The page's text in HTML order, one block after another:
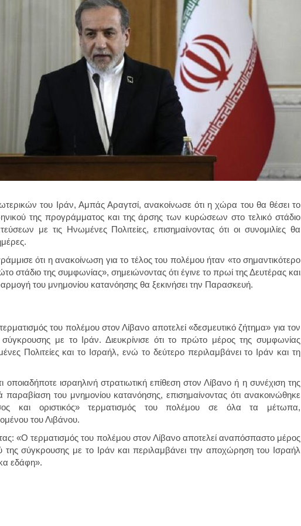
του Ιράν, Αμπάς Αραγτσί, ανακοίνωσε ότι η χώρα του θα θέσει το
της προγράμματος και της άρσης των κυρώσεων στο τελικό στάδιο
με τις Ηνωμένες Πολιτείες, επισημαίνοντας ότι οι συνομιλίες θα
ότι η ανακοίνωση για το τέλος του πολέμου ήταν «το σημαντικότερο
στάδιο της συμφωνίας», σημειώνοντας ότι έγινε το πρωί της Δευτέρας και
του μνημονίου κατανόησης θα ξεκινήσει την Παρασκευή.
του πολέμου στον Λίβανο αποτελεί «δεσμευτικό ζήτημα» για τον
σύγκρουσης με το Ιράν. Διευκρίνισε ότι το πρώτο μέρος της συμφωνίας
Πολιτείες και το Ισραήλ, ενώ το δεύτερο περιλαμβάνει το Ιράν και τη
οποιαδήποτε ισραηλινή στρατιωτική επίθεση στον Λίβανο ή η συνέχιση της
παραβίαση του μνημονίου κατανόησης, επισημαίνοντας ότι ανακοινώθηκε
και οριστικός» τερματισμός του πολέμου σε όλα τα μέτωπα,
του Λιβάνου.
«Ο τερματισμός του πολέμου στον Λίβανο αποτελεί αναπόσπαστο μέρος
της σύγκρουσης με το Ιράν και περιλαμβάνει την αποχώρηση του Ισραήλ
εδάφη».